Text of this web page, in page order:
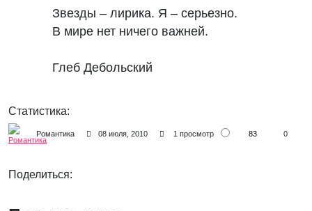
Звезды – лирика. Я – серьезно.
В мире нет ничего важней.
Глеб Дебольский
Статистика:
Романтика 08 июля, 2010 1 просмотр 83 0
Поделиться: